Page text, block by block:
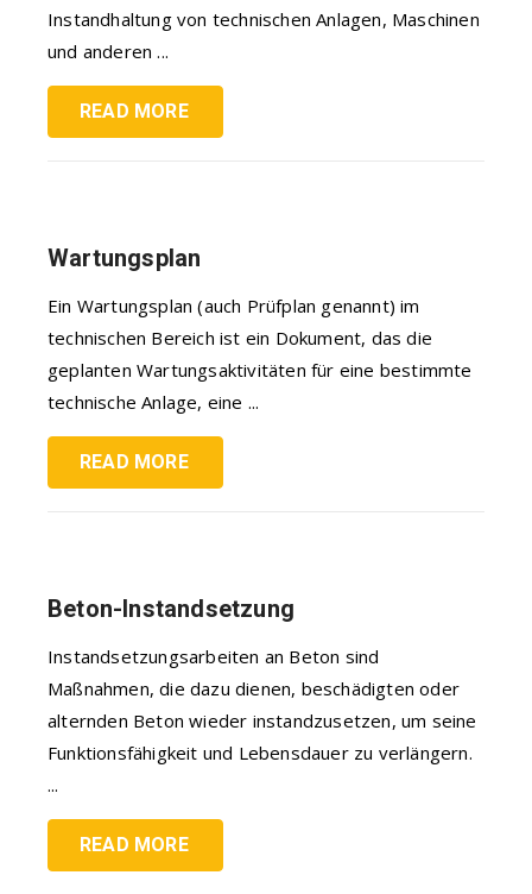
Instandhaltung von technischen Anlagen, Maschinen
und anderen ...
READ MORE
Wartungsplan
Ein Wartungsplan (auch Prüfplan genannt) im
technischen Bereich ist ein Dokument, das die
geplanten Wartungsaktivitäten für eine bestimmte
technische Anlage, eine ...
READ MORE
Beton-Instandsetzung
Instandsetzungsarbeiten an Beton sind
Maßnahmen, die dazu dienen, beschädigten oder
alternden Beton wieder instandzusetzen, um seine
Funktionsfähigkeit und Lebensdauer zu verlängern.
...
READ MORE